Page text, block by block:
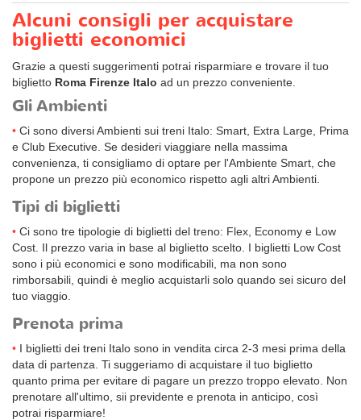
Alcuni consigli per acquistare
biglietti economici
Grazie a questi suggerimenti potrai risparmiare e trovare il tuo
biglietto Roma Firenze Italo ad un prezzo conveniente.
Gli Ambienti
Ci sono diversi Ambienti sui treni Italo: Smart, Extra Large, Prima
e Club Executive. Se desideri viaggiare nella massima
convenienza, ti consigliamo di optare per l'Ambiente Smart, che
propone un prezzo più economico rispetto agli altri Ambienti.
Tipi di biglietti
Ci sono tre tipologie di biglietti del treno: Flex, Economy e Low
Cost. Il prezzo varia in base al biglietto scelto. I biglietti Low Cost
sono i più economici e sono modificabili, ma non sono
rimborsabili, quindi è meglio acquistarli solo quando sei sicuro del
tuo viaggio.
Prenota prima
I biglietti dei treni Italo sono in vendita circa 2-3 mesi prima della
data di partenza. Ti suggeriamo di acquistare il tuo biglietto
quanto prima per evitare di pagare un prezzo troppo elevato. Non
prenotare all'ultimo, sii previdente e prenota in anticipo, così
potrai risparmiare!